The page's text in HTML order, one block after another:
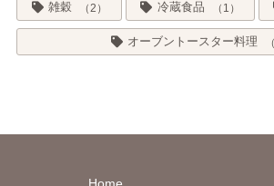
雑穀 2 冷蔵食品 1
オーブントースター料理